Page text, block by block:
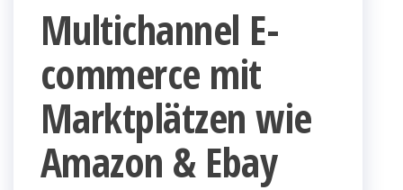
Multichannel E-
commerce mit
Marktplätzen wie
Amazon & Ebay